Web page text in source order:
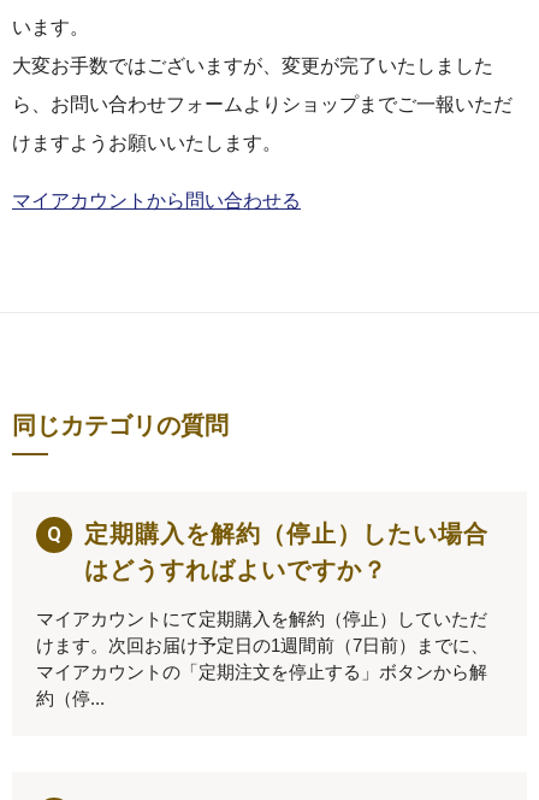
います。
大変お手数ではございますが、変更が完了いたしました
ら、お問い合わせフォームよりショップまでご一報いただ
けますようお願いいたします。
マイアカウントから問い合わせる
同じカテゴリの質問
定期購入を解約（停止）したい場合
はどうすればよいですか？
マイアカウントにて定期購入を解約（停止）していただ
けます。次回お届け予定日の1週間前（7日前）までに、
マイアカウントの「定期注文を停止する」ボタンから解
約（停...